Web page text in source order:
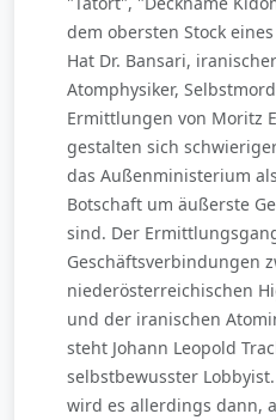
dem obersten Stock
Hat Dr. Bansari,
Atomphysiker,
Ermittlungen von Moritz
gestalten sich
das Außenministerium
Botschaft um äußerste
sind. Der
Geschäftsverbindungen
niederösterreichischen
und der iranischen
steht Johann Leopold
selbstbewusster
wird es allerdings dann,